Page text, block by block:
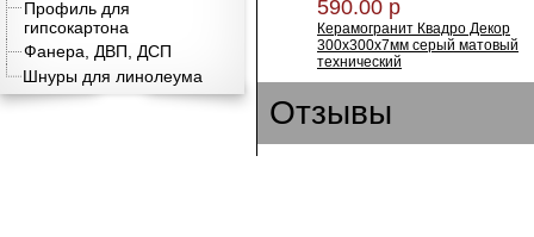
Профиль для
гипсокартона
Фанера, ДВП, ДСП
Шнуры для линолеума
590.00 р
Керамогранит Квадро Декор
300х300х7мм серый матовый
технический
Отзывы